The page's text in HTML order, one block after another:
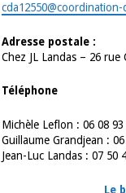
Adresse postale :
Chez JL Landas – 26
Téléphone
Michèle Leflon : 06 08 93
Guillaume Grandjean :
Jean-Luc Landas : 07 50
Le